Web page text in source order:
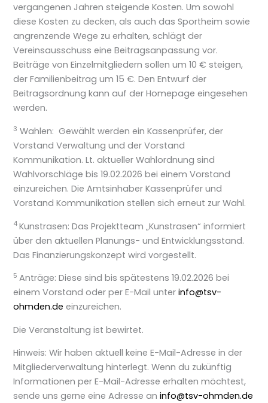
vergangenen Jahren steigende Kosten. Um sowohl
diese Kosten zu decken, als auch das Sportheim sowie
angrenzende Wege zu erhalten, schlägt der
Vereinsausschuss eine Beitragsanpassung vor.
Beiträge von Einzelmitgliedern sollen um 10 € steigen,
der Familienbeitrag um 15 €. Den Entwurf der
Beitragsordnung kann auf der Homepage eingesehen
werden.
3 Wahlen: Gewählt werden ein Kassenprüfer, der
Vorstand Verwaltung und der Vorstand
Kommunikation. Lt. aktueller Wahlordnung sind
Wahlvorschläge bis 19.02.2026 bei einem Vorstand
einzureichen. Die Amtsinhaber Kassenprüfer und
Vorstand Kommunikation stellen sich erneut zur Wahl.
4Kunstrasen: Das Projektteam „Kunstrasen“ informiert
über den aktuellen Planungs- und Entwicklungsstand.
Das Finanzierungskonzept wird vorgestellt.
5 Anträge: Diese sind bis spätestens 19.02.2026 bei
einem Vorstand oder per E-Mail unterinfo@tsv-
ohmden.de einzureichen.
Die Veranstaltung ist bewirtet.
Hinweis: Wir haben aktuell keine E-Mail-Adresse in der
Mitgliederverwaltung hinterlegt. Wenn du zukünftig
Informationen per E-Mail-Adresse erhalten möchtest,
sende uns gerne eine Adresse aninfo@tsv-ohmden.de